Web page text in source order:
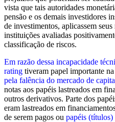
vista que tais autoridades
pensão e os demais investidores
de investimentos, aplicassem
instituições avaliadas
classificação de riscos.
Em razão dessa incapacidade
rating tiveram papel importante
pela falência do mercado de
notas aos papéis lastreados em
outros derivativos. Parte dos
eram lastreados em
de serem pagos ou papéis (títulos)